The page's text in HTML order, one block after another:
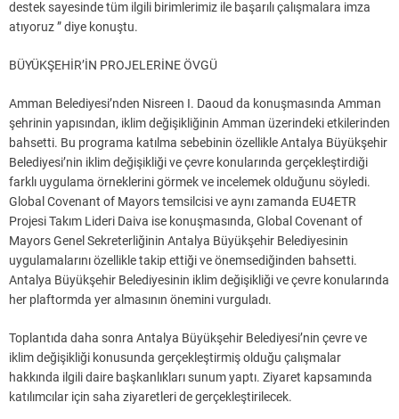
destek sayesinde tüm ilgili birimlerimiz ile başarılı çalışmalara imza
atıyoruz ” diye konuştu.
BÜYÜKŞEHİR’İN PROJELERİNE ÖVGÜ
Amman Belediyesi’nden Nisreen I. Daoud da konuşmasında Amman
şehrinin yapısından, iklim değişikliğinin Amman üzerindeki etkilerinden
bahsetti. Bu programa katılma sebebinin özellikle Antalya Büyükşehir
Belediyesi’nin iklim değişikliği ve çevre konularında gerçekleştirdiği
farklı uygulama örneklerini görmek ve incelemek olduğunu söyledi.
Global Covenant of Mayors temsilcisi ve aynı zamanda EU4ETR
Projesi Takım Lideri Daiva ise konuşmasında, Global Covenant of
Mayors Genel Sekreterliğinin Antalya Büyükşehir Belediyesinin
uygulamalarını özellikle takip ettiği ve önemsediğinden bahsetti.
Antalya Büyükşehir Belediyesinin iklim değişikliği ve çevre konularında
her plaftormda yer almasının önemini vurguladı.
Toplantıda daha sonra Antalya Büyükşehir Belediyesi’nin çevre ve
iklim değişikliği konusunda gerçekleştirmiş olduğu çalışmalar
hakkında ilgili daire başkanlıkları sunum yaptı. Ziyaret kapsamında
katılımcılar için saha ziyaretleri de gerçekleştirilecek.